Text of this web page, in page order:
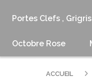
Portes Clefs ,
Octobre Rose
ACCUEIL